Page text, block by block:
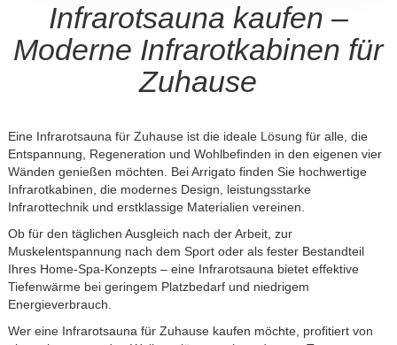
Infrarotsauna kaufen –
Moderne Infrarotkabinen für
Zuhause
Eine Infrarotsauna für Zuhause ist die ideale Lösung für alle, die
Entspannung, Regeneration und Wohlbefinden in den eigenen vier
Wänden genießen möchten. Bei Arrigato finden Sie hochwertige
Infrarotkabinen, die modernes Design, leistungsstarke
Infrarottechnik und erstklassige Materialien vereinen.
Ob für den täglichen Ausgleich nach der Arbeit, zur
Muskelentspannung nach dem Sport oder als fester Bestandteil
Ihres Home-Spa-Konzepts – eine Infrarotsauna bietet effektive
Tiefenwärme bei geringem Platzbedarf und niedrigem
Energieverbrauch.
Wer eine Infrarotsauna für Zuhause kaufen möchte, profitiert von